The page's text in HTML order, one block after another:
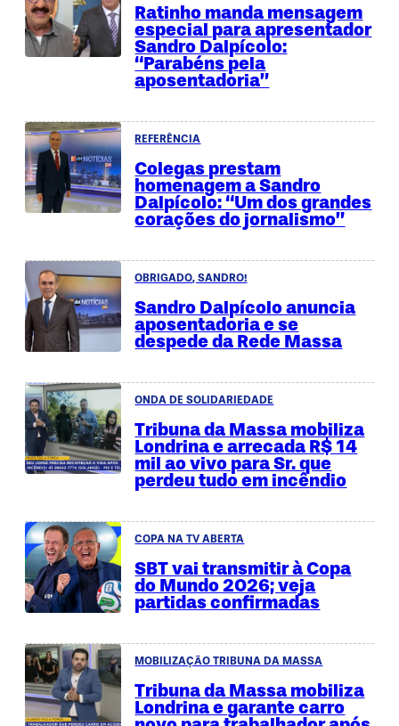
Ratinho manda mensagem
especial para apresentador
Sandro Dalpícolo:
“Parabéns pela
aposentadoria”
REFERÊNCIA
Colegas prestam
homenagem a Sandro
Dalpícolo: “Um dos grandes
corações do jornalismo”
OBRIGADO, SANDRO!
Sandro Dalpícolo anuncia
aposentadoria e se
despede da Rede Massa
ONDA DE SOLIDARIEDADE
Tribuna da Massa mobiliza
Londrina e arrecada R$ 14
mil ao vivo para Sr. que
perdeu tudo em incêndio
COPA NA TV ABERTA
SBT vai transmitir à Copa
do Mundo 2026; veja
partidas confirmadas
MOBILIZAÇÃO TRIBUNA DA MASSA
Tribuna da Massa mobiliza
Londrina e garante carro